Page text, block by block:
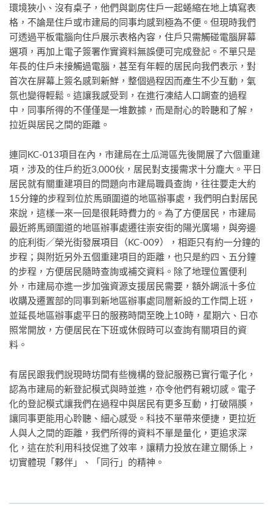
環境狹小、沒有桌子，他們與劏房住戶一起蜷縮在地上填寫表
格，不論是住戶或市建局的同事均感到極為不便。但現時我們
可透過平板電腦向住戶展示表格內容，住戶只需觸碰電腦屏幕
選項，再加上電子簽署作實資料無誤便可完成登記。不單只是
年長的住戶未接觸過電腦，甚至有年輕的居民向我們表示，對
首次在屏幕上簽名感到新鮮，整個過程因而產生不少互動，氣
氛也變得輕鬆。這讓我感受到，在進行凍結人口調查的過程
中，同事所得的不僅僅是一堆數據，而是耐心的聆聽和了解，
拉近與居民之間的距離。
連同KC-013項目在內，市建局在土瓜灣區先後開展了六個重建
項，涉及的住戶約近3,000伙，居民對支援需求十分龐大。平日
居民就有關重建項目的問題向市建局職員查詢，往往要走大約
15分鐘的步程到位於馬頭圍道的地區辦事處，我們明白對居民
來說，這樣一來一回是很耗時費力的。為了方便居民，市建局
最近將馬頭圍道的地區辦事處遷往崇安街的陽光廣場，與旁邊
的庇利街／榮光街發展項目（KC-009），相距只有約一分鐘的
步程；與附近另外五個重建項目的距離，也只是約四、五分鐘
的步程，方便居民隨時查詢或補交資料。除了地理位置便利
外，市建局亦進一步加強資源支援居民需要，額外調派十多位
收購及遷置部的同事到新地區辦事處同層新設的工作間上班，
並延長地區辦事處平日的服務時間至晚上10時，星期六、日亦
照常開放，方便居民在下班或休假時可以查詢有關項目的資
料。
有居民跟我們說現時坊間有些機構的登記服務已實行電子化，
認為市建局的新登記模式與時並進，亦令他們有親切感。電子
化的登記模式讓我們在過程中與居民有更多互動，打破隔膜，
讓同事更能用心聆聽、細心感受。科技不單帶來便捷，更拉近
人與人之間的距離，我們所得的資料不單是量化，更追求深
化，這在於利用科技促進了效率，讓精力投放在建立關係上，
切實體現「夥伴」、「同行」的精神。